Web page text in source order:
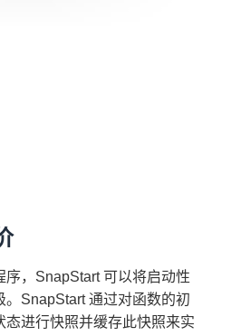
序，SnapStart 可以将启动性
。SnapStart 通过对函数的初
态进行快照并缓存此快照来实